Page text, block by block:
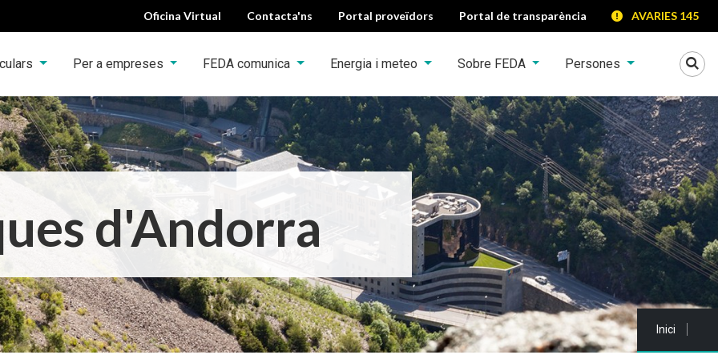
Oficina Virtual Contacta'ns Portal proveïdors Portal de transparència AVARIES 145
Per a empreses FEDA comunica Energia i meteo Sobre FEDA Persones
d'Andorra
Sou a:
Inici